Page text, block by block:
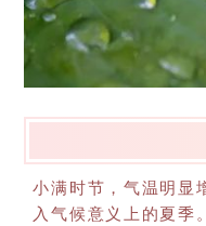
小满时节，气温明显
入气候意义上的夏季